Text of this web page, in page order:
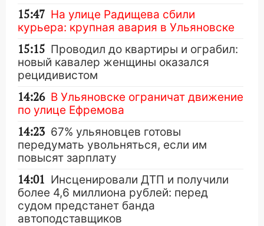
15:47 На улице Радищева сбили
курьера: крупная авария в Ульяновске
15:15 Проводил до квартиры и ограбил:
новый кавалер женщины оказался
рецидивистом
14:26 В Ульяновске ограничат движение
по улице Ефремова
14:23 67% ульяновцев готовы
передумать увольняться, если им
повысят зарплату
14:01 Инсценировали ДТП и получили
более 4,6 миллиона рублей: перед
судом предстанет банда
автоподставщиков